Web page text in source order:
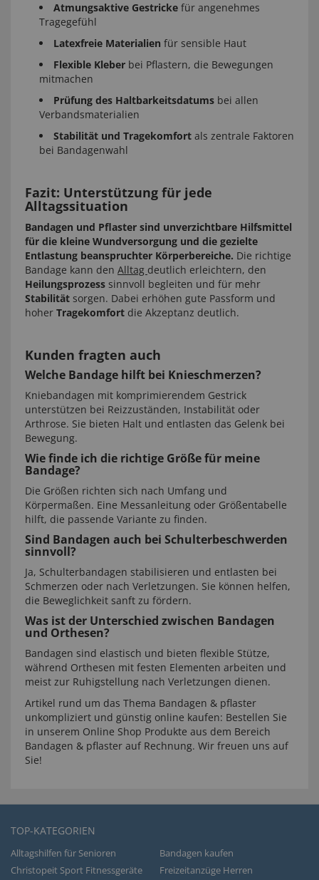
Atmungsaktive Gestricke für angenehmes
Tragegefühl
Latexfreie Materialien für sensible Haut
Flexible Kleber bei Pflastern, die Bewegungen
mitmachen
Prüfung des Haltbarkeitsdatums bei allen
Verbandsmaterialien
Stabilität und Tragekomfort als zentrale Faktoren
bei Bandagenwahl
Fazit: Unterstützung für jede
Alltagssituation
Bandagen und Pflaster sind unverzichtbare Hilfsmittel
für die kleine Wundversorgung und die gezielte
Entlastung beanspruchter Körperbereiche. Die richtige
Bandage kann den Alltag deutlich erleichtern, den
Heilungsprozess sinnvoll begleiten und für mehr
Stabilität sorgen. Dabei erhöhen gute Passform und
hoher Tragekomfort die Akzeptanz deutlich.
Kunden fragten auch
Welche Bandage hilft bei Knieschmerzen?
Kniebandagen mit komprimierendem Gestrick
unterstützen bei Reizzuständen, Instabilität oder
Arthrose. Sie bieten Halt und entlasten das Gelenk bei
Bewegung.
Wie finde ich die richtige Größe für meine
Bandage?
Die Größen richten sich nach Umfang und
Körpermaßen. Eine Messanleitung oder Größentabelle
hilft, die passende Variante zu finden.
Sind Bandagen auch bei Schulterbeschwerden
sinnvoll?
Ja, Schulterbandagen stabilisieren und entlasten bei
Schmerzen oder nach Verletzungen. Sie können helfen,
die Beweglichkeit sanft zu fördern.
Was ist der Unterschied zwischen Bandagen
und Orthesen?
Bandagen sind elastisch und bieten flexible Stütze,
während Orthesen mit festen Elementen arbeiten und
meist zur Ruhigstellung nach Verletzungen dienen.
Artikel rund um das Thema Bandagen & pflaster
unkompliziert und günstig online kaufen: Bestellen Sie
in unserem Online Shop Produkte aus dem Bereich
Bandagen & pflaster auf Rechnung. Wir freuen uns auf
Sie!
TOP-KATEGORIEN
Alltagshilfen für Senioren
Bandagen kaufen
Christopeit Sport Fitnessgeräte
Freizeitanzüge Herren